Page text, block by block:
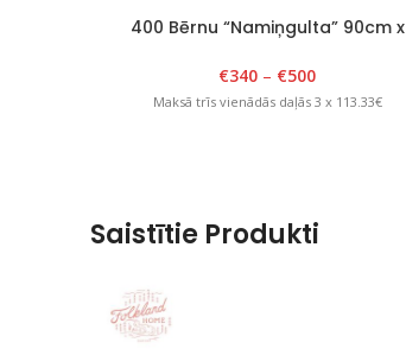
400 Bērnu “Namiņgulta” 90cm x
€340 – €500
Maksā trīs vienādās daļās 3 x 113.33€
Saistītie Produkti